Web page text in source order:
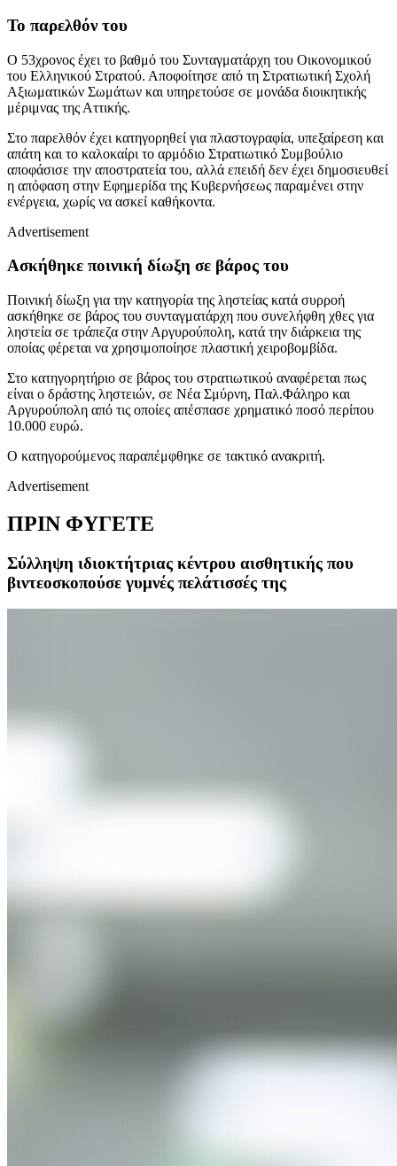
Το παρελθόν του
Ο 53χρονος έχει το βαθμό του Συνταγματάρχη του Οικονομικού
του Ελληνικού Στρατού. Αποφοίτησε από τη Στρατιωτική Σχολή
Αξιωματικών Σωμάτων και υπηρετούσε σε μονάδα διοικητικής
μέριμνας της Αττικής.
Στο παρελθόν έχει κατηγορηθεί για πλαστογραφία, υπεξαίρεση και
απάτη και το καλοκαίρι το αρμόδιο Στρατιωτικό Συμβούλιο
αποφάσισε την αποστρατεία του, αλλά επειδή δεν έχει δημοσιευθεί
η απόφαση στην Εφημερίδα της Κυβερνήσεως παραμένει στην
ενέργεια, χωρίς να ασκεί καθήκοντα.
Advertisement
Ασκήθηκε ποινική δίωξη σε βάρος του
Ποινική δίωξη για την κατηγορία της ληστείας κατά συρροή
ασκήθηκε σε βάρος του συνταγματάρχη που συνελήφθη χθες για
ληστεία σε τράπεζα στην Αργυρούπολη, κατά την διάρκεια της
οποίας φέρεται να χρησιμοποίησε πλαστική χειροβομβίδα.
Στο κατηγορητήριο σε βάρος του στρατιωτικού αναφέρεται πως
είναι ο δράστης ληστειών, σε Νέα Σμύρνη, Παλ.Φάληρο και
Αργυρούπολη από τις οποίες απέσπασε χρηματικό ποσό περίπου
10.000 ευρώ.
Ο κατηγορούμενος παραπέμφθηκε σε τακτικό ανακριτή.
Advertisement
ΠΡΙΝ ΦΥΓΕΤΕ
Σύλληψη ιδιοκτήτριας κέντρου αισθητικής που
βιντεοσκοπούσε γυμνές πελάτισσές της